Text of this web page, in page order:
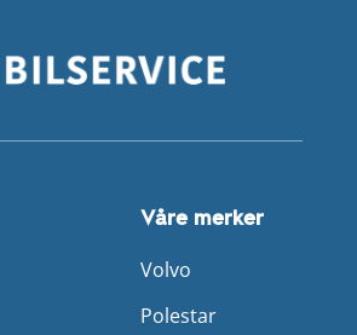
Våre merker
Volvo
Polestar